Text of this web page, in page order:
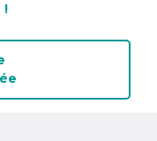
!